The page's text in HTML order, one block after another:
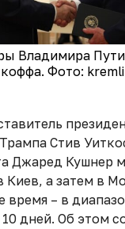
Владимира
Фото:
Стив
Джаред Кушнер
Киев, а затем в
время – в
дней. Об этом